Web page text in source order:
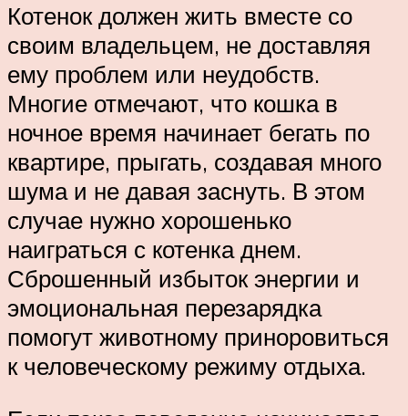
Котенок должен жить вместе со
своим владельцем, не доставляя
ему проблем или неудобств.
Многие отмечают, что кошка в
ночное время начинает бегать по
квартире, прыгать, создавая много
шума и не давая заснуть. В этом
случае нужно хорошенько
наиграться с котенка днем.
Сброшенный избыток энергии и
эмоциональная перезарядка
помогут животному приноровиться
к человеческому режиму отдыха.